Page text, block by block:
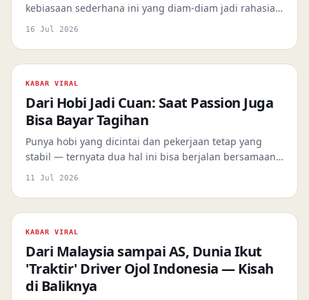
kebiasaan sederhana ini yang diam-diam jadi rahasia
energi dan fokus para profesional Indonesia
16 Jul 2026
KABAR VIRAL
Dari Hobi Jadi Cuan: Saat Passion Juga
Bisa Bayar Tagihan
Punya hobi yang dicintai dan pekerjaan tetap yang
stabil — ternyata dua hal ini bisa berjalan bersamaan,
bahkan saling menghidupi. Tiga young professional
11 Jul 2026
KABAR VIRAL
Dari Malaysia sampai AS, Dunia Ikut
'Traktir' Driver Ojol Indonesia — Kisah
di Baliknya